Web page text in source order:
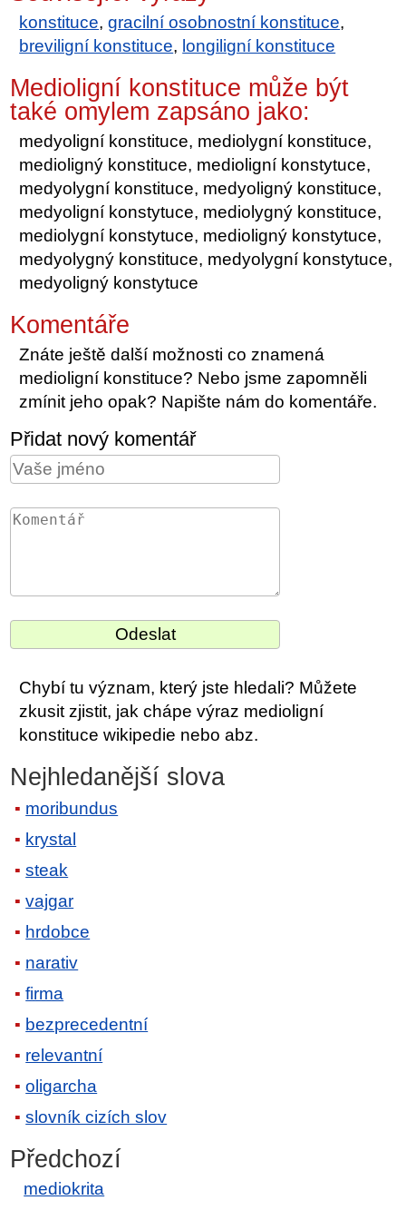
konstituce,gracilní osobnostní konstituce,
breviligní konstituce, longiligní konstituce
Medioligní konstituce může být
také omylem zapsáno jako:
medyoligní konstituce, mediolygní konstituce,
medioligný konstituce, medioligní konstytuce,
medyolygní konstituce, medyoligný konstituce,
medyoligní konstytuce, mediolygný konstituce,
mediolygní konstytuce, medioligný konstytuce,
medyolygný konstituce, medyolygní konstytuce,
medyoligný konstytuce
Komentáře
Znáte ještě další možnosti co znamená
medioligní konstituce? Nebo jsme zapomněli
zmínit jeho opak? Napište nám do komentáře.
Přidat nový komentář
Chybí tu význam, který jste hledali? Můžete
zkusit zjistit, jak chápe výraz medioligní
konstituce wikipedie nebo abz.
Nejhledanější slova
moribundus
krystal
steak
vajgar
hrdobce
narativ
firma
bezprecedentní
relevantní
oligarcha
slovník cizích slov
Předchozí
mediokrita